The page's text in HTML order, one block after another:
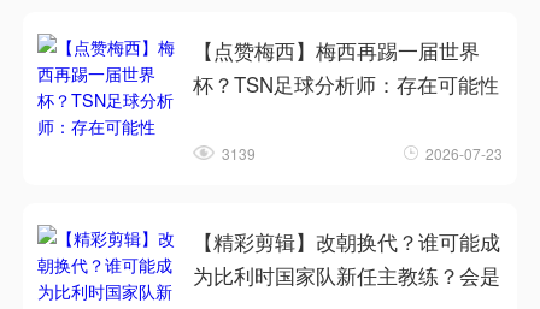
【点赞梅西】梅西再踢一届世界
杯？TSN足球分析师：存在可能性
3139 2026-07-23
【精彩剪辑】改朝换代？谁可能成
为比利时国家队新任主教练？会是